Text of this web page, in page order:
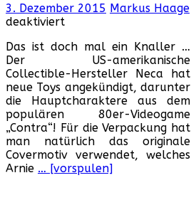
3. Dezember 2015 Markus Haage
deaktiviert
Figuren
N.E.C.A.!
Das ist doch mal ein Knaller …
Der US-amerikanische
Collectible-Hersteller Neca hat
neue Toys angekündigt, darunter
die Hauptcharaktere aus dem
populären 80er-Videogame
„Contra“! Für die Verpackung hat
man natürlich das originale
Covermotiv verwendet, welches
Arnie … [vorspulen]